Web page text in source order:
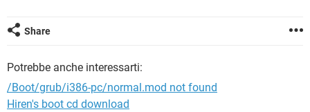
HARDWARE
INSTAGRAM
HARDWARE
Share
Potrebbe anche interessarti:
/Boot/grub/i386-pc/normal.mod not found
Hiren's boot cd download